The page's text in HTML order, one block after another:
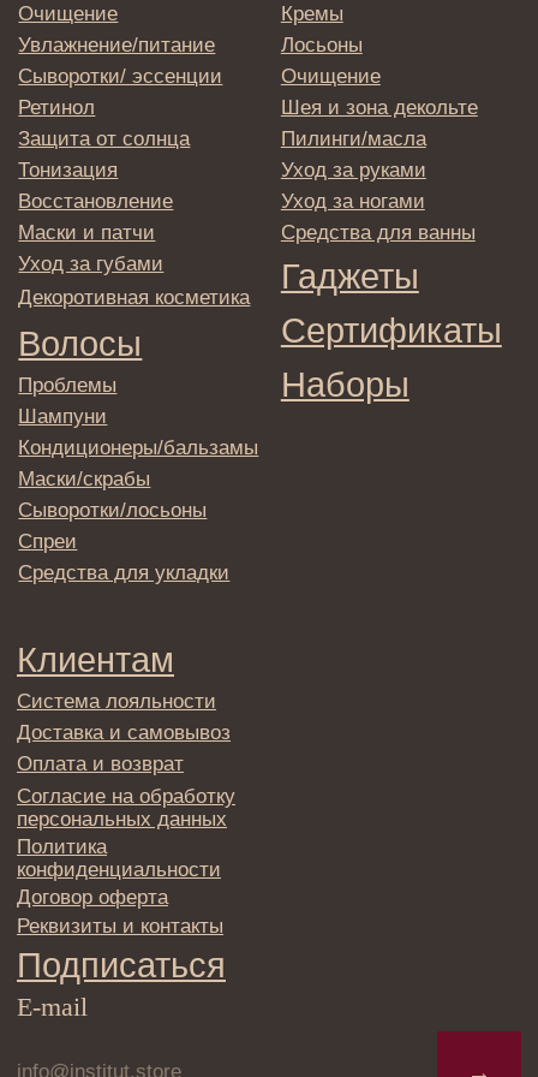
Отправляя адрес электронной почты
вы соглашаетесь с политикой в отношении
обработки персональных данных